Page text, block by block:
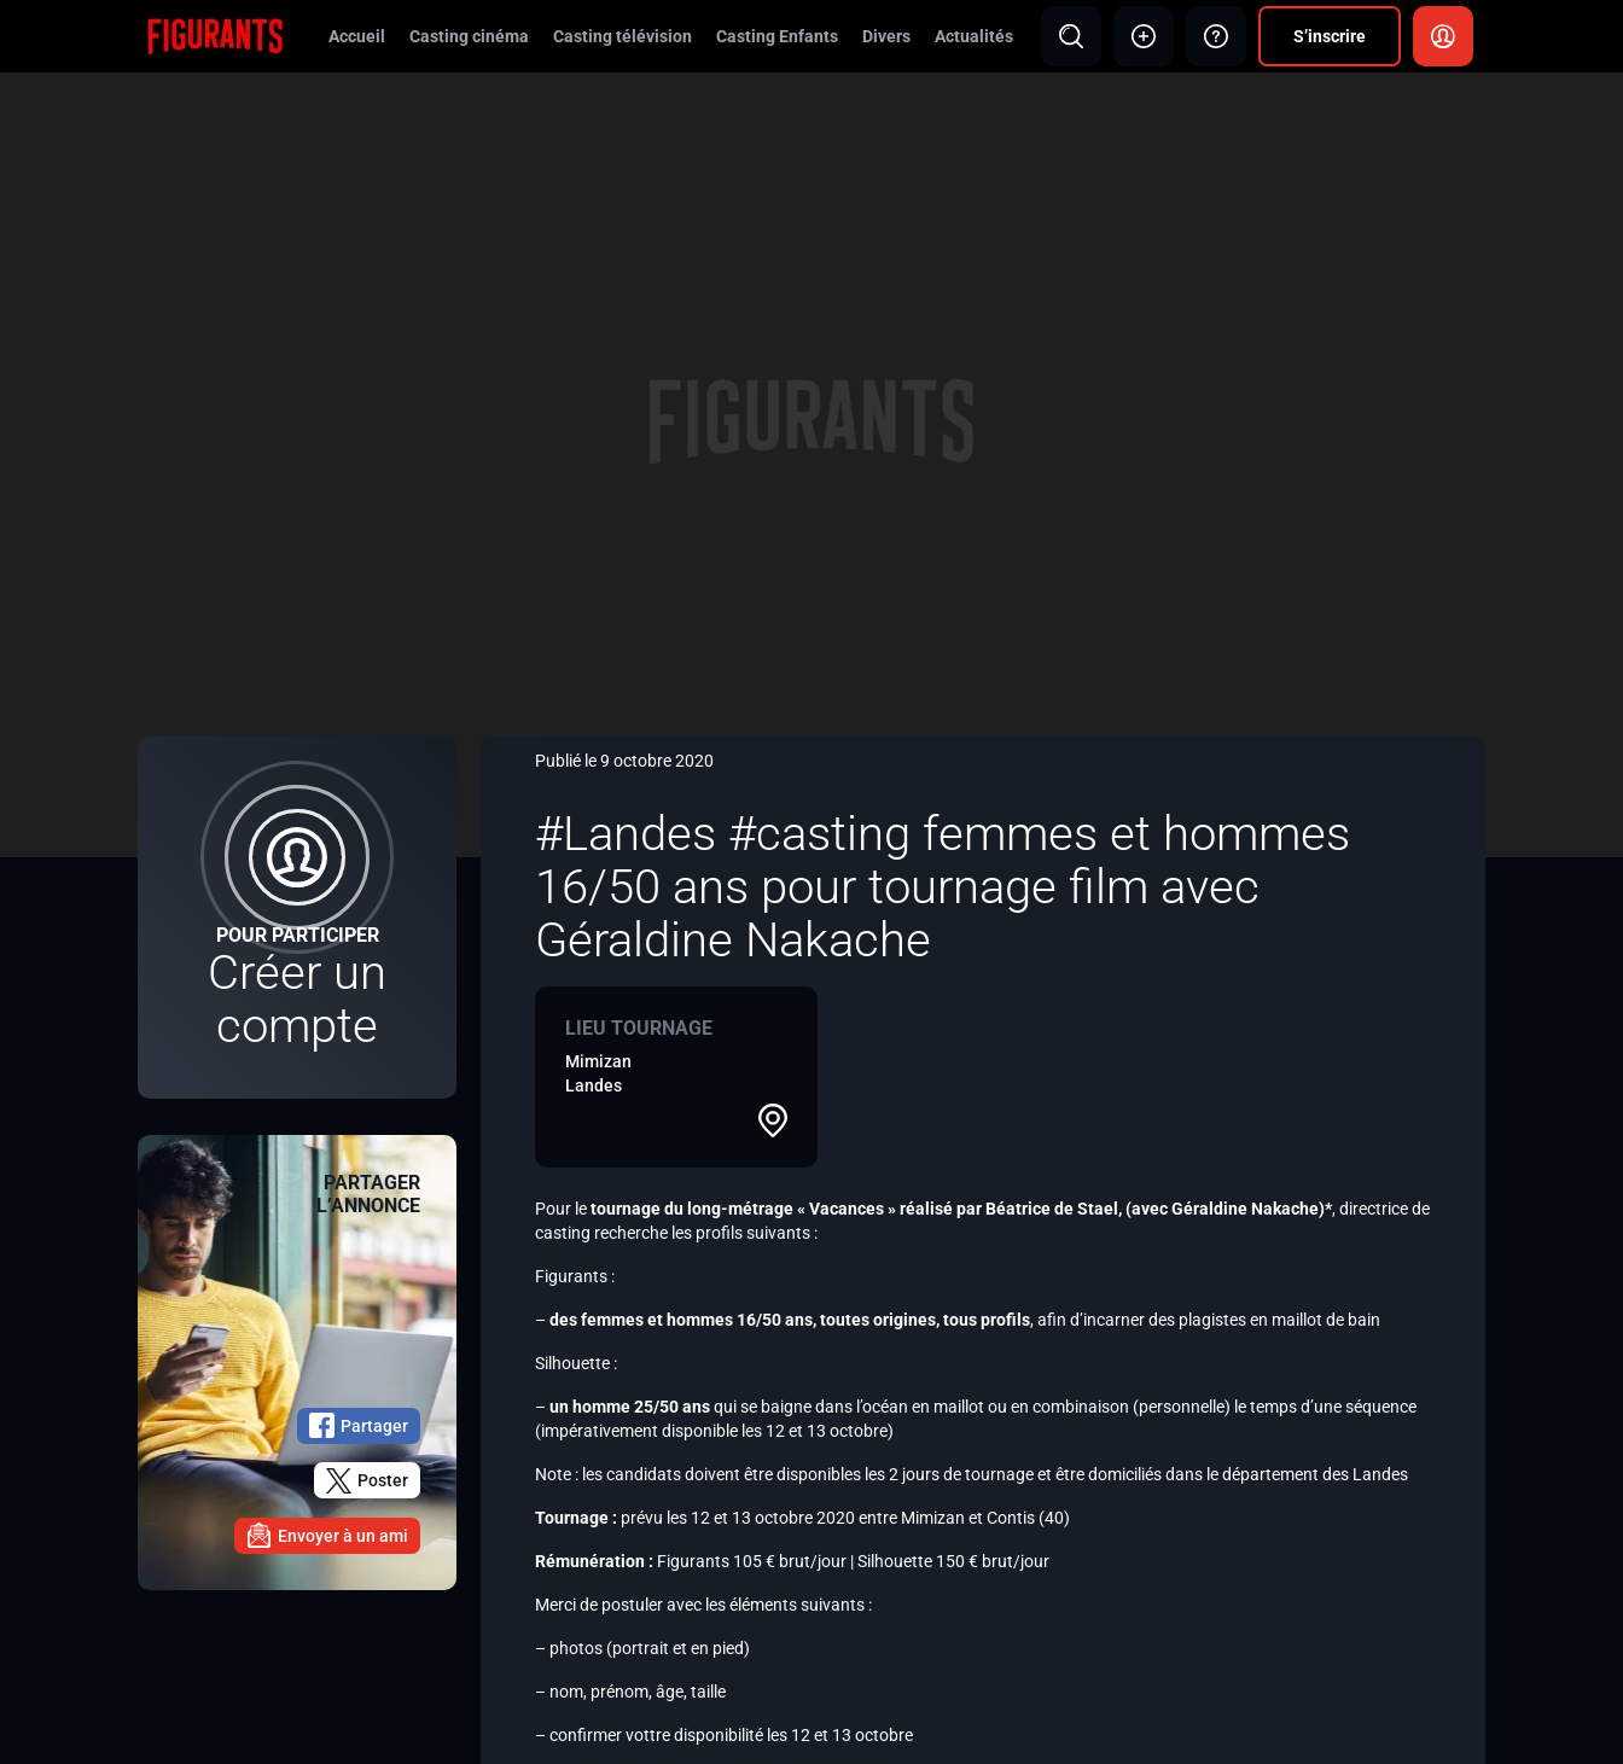
Accueil Casting cinéma Casting télévision Casting Enfants Divers Actualités S’inscrire
POUR PARTICIPER
Créer un
compte
PARTAGER
L’ANNONCE
Partager
Poster
Envoyer à un ami
Publié le 9 octobre 2020
#Landes #casting femmes et hommes
16/50 ans pour tournage film avec
Géraldine Nakache
LIEU TOURNAGE
Mimizan
Landes
Pour letournage du long-métrage « Vacances » réalisé par Béatrice de Stael,(avec Géraldine Nakache)*, directrice de
casting recherche les profils suivants :
Figurants :
– des femmes et hommes 16/50 ans, toutes origines, tous profils, afin d’incarner des plagistes en maillot de bain
Silhouette :
– un homme 25/50 ansqui se baigne dans l’océan en maillot ou en combinaison (personnelle) le temps d’une séquence
(impérativement disponible les 12 et 13 octobre)
Note : les candidats doivent être disponibles les 2 jours de tournage et être domiciliés dans le département des Landes
Tournage : prévu les 12 et 13 octobre 2020 entre Mimizan et Contis (40)
Rémunération : Figurants 105 € brut/jour | Silhouette 150 € brut/jour
Merci de postuler avec les éléments suivants :
– photos (portrait et en pied)
– nom, prénom, âge, taille
– confirmer vottre disponibilité les 12 et 13 octobre